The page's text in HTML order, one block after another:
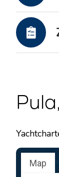
Map